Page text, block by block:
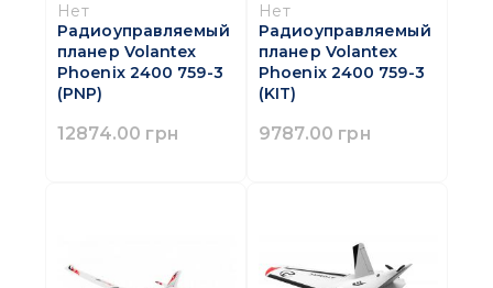
Нет
Радиоуправляемый
планер Volantex
Phoenix 2400 759-3
(PNP)
12874.00 грн
Нет
Радиоуправляемый
планер Volantex
Phoenix 2400 759-3
(KIT)
9787.00 грн